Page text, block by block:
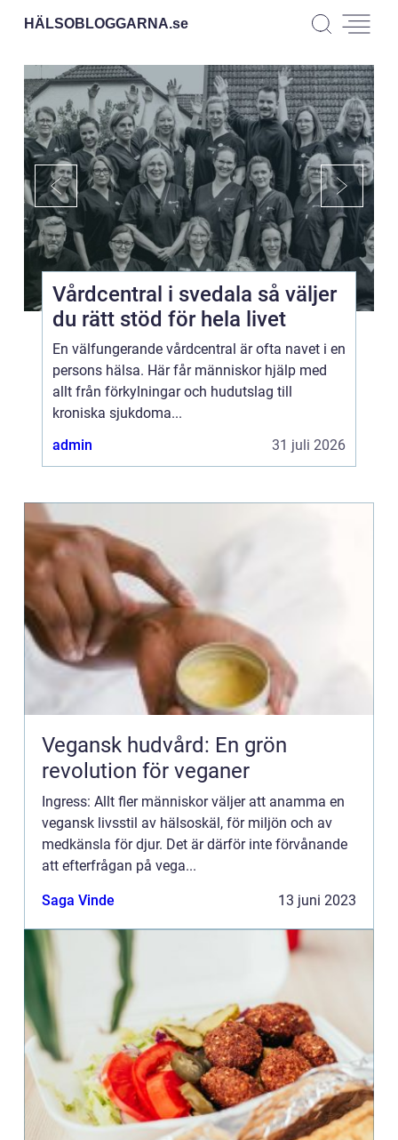
HÄLSOBLOGGARNA.se
Vårdcentral i svedala så väljer
du rätt stöd för hela livet
En välfungerande vårdcentral är ofta navet i en
persons hälsa. Här får människor hjälp med
allt från förkylningar och hudutslag till
kroniska sjukdoma...
admin
31 juli 2026
Vegansk hudvård: En grön
revolution för veganer
Ingress: Allt fler människor väljer att anamma en
vegansk livsstil av hälsoskäl, för miljön och av
medkänsla för djur. Det är därför inte förvånande
att efterfrågan på vega...
Saga Vinde 13 juni 2023